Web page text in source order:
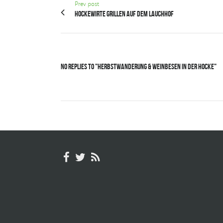
Prev post
Hockewirte grillen auf dem Lauchhof
No Replies to "Herbstwanderung & Weinbesen in der Hocke"